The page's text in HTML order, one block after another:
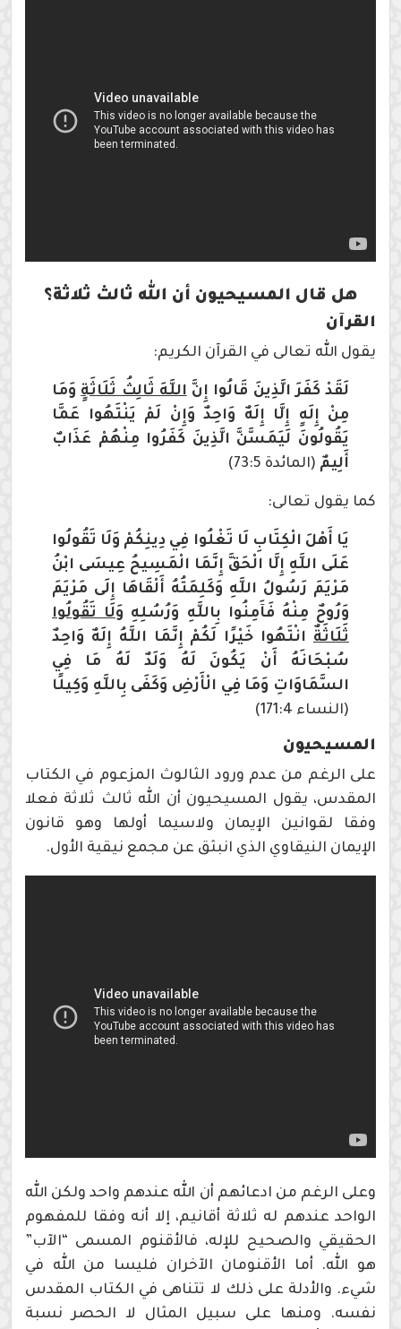
هل قال المسيحيون أن الله ثالث ثلاثة؟
القرآن
يقول الله تعالى في القرآن الكريم:
لَقَدْ كَفَرَ الَّذِينَ قَالُوا إِنَّاللَّهَ ثَالِثُ ثَلَاثَةٍوَمَا
مِنْ إِلَهٍ إِلَّا إِلَهٌ وَاحِدٌ وَإِنْ لَمْ يَنْتَهُوا عَمَّا
يَقُولُونَ لَيَمَسَّنَّ الَّذِينَ كَفَرُوا مِنْهُمْ عَذَابٌ
أَلِيمٌ (المائدة 73:5)
كما يقول تعالى:
يَا أَهْلَ الْكِتَابِ لَا تَغْلُوا فِي دِينِكُمْ وَلَا تَقُولُوا
عَلَى اللَّهِ إِلَّا الْحَقَّ إِنَّمَا الْمَسِيحُ عِيسَى ابْنُ
مَرْيَمَ رَسُولُ اللَّهِ وَكَلِمَتُهُ أَلْقَاهَا إِلَى مَرْيَمَ
وَرُوحٌ مِنْهُ فَآَمِنُوا بِاللَّهِ وَرُسُلِهِ وَلَا تَقُولُوا
ثَلَاثَةٌ انْتَهُوا خَيْرًا لَكُمْ إِنَّمَا اللَّهُ إِلَهٌ وَاحِدٌ
سُبْحَانَهُ أَنْ يَكُونَ لَهُ وَلَدٌ لَهُ مَا فِي
السَّمَاوَاتِ وَمَا فِي الْأَرْضِ وَكَفَى بِاللَّهِ وَكِيلًا
(النساء 171:4)
المسيحيون
على الرغم من عدم ورود الثالوث المزعوم في الكتاب
المقدس، يقول المسيحيون أن الله ثالث ثلاثة فعلا
وفقا لقوانين الإيمان ولاسيما أولها وهو قانون
الإيمان النيقاوي الذي انبثق عن مجمع نيقية الأول.
وعلى الرغم من ادعائهم أن الله عندهم واحد ولكن الله
الواحد عندهم له ثلاثة أقانيم، إلا أنه وفقا للمفهوم
الحقيقي والصحيح للإله، فالأقنوم المسمى “الآب”
هو الله. أما الأقنومان الآخران فليسا من الله في
شيء. والأدلة على ذلك لا تتناهى في الكتاب المقدس
نفسه. ومنها على سبيل المثال لا الحصر نسبة